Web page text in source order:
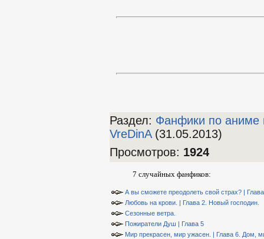
Раздел: Фанфики по аниме
VreDinA(31.05.2013)
Просмотров: 1924
7 случайных фанфиков:
А вы сможете преодолеть свой страх? |
Любовь на крови. | Глава 2. Новый господин.
Сезонные ветра.
Пожиратели Душ | Глава 5
Мир прекрасен, мир ужасен. | Глава 6. Дом,